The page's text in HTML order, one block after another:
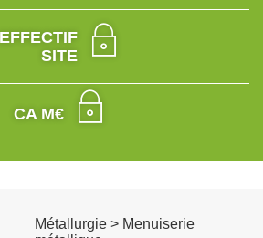
EFFECTIF
SITE
CA M€
Métallurgie > Menuiserie